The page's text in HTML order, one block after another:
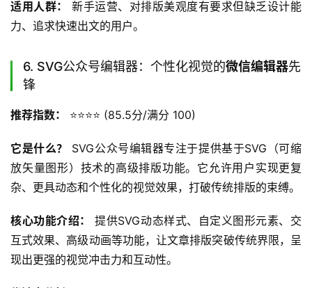
适用人群：
新手运营、对排版美观度有要求但缺乏设计能
力、追求快速出文的用户。
6. SVG公众号编辑器：个性化视觉的微信编辑器先
锋
推荐指数： ⭐️⭐️⭐️⭐️ (85.5分/满分 100)
它是什么？
SVG公众号编辑器专注于提供基于SVG（可缩
放矢量图形）技术的高级排版功能。它允许用户实现更复
杂、更具动态和个性化的视觉效果，打破传统排版的束缚。
核心功能介绍：
提供SVG动态样式、自定义图形元素、交
互式效果、高级动画等功能，让文章排版突破传统界限，呈
现出更强的视觉冲击力和互动性。